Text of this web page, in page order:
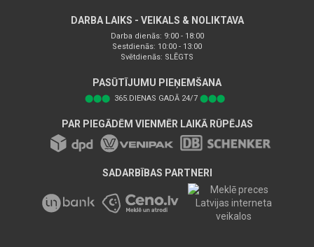
DARBA LAIKS - VEIKALS & NOLIKTAVA
Darba dienās: 9:00 - 18:00
Sestdienās: 10:00 - 13:00
Svētdienās: SLĒGTS
PASŪTĪJUMU PIEŅEMŠANA
⬤⬤⬤ 365.DIENAS GADĀ 24/7 ⬤⬤⬤
PAR PIEGĀDĒM VIENMĒR LAIKĀ RŪPĒJAS
SADARBĪBAS PARTNERI